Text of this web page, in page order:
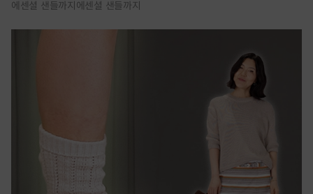
에센셜 샌들까지에센셜 샌들까지